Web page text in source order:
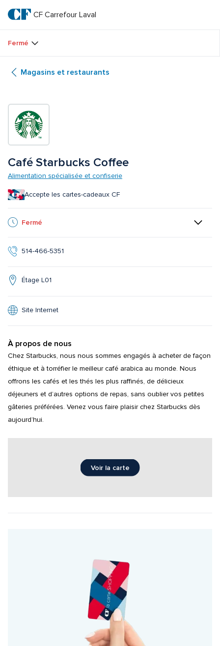
texte
principal
CF
Carrefour
Laval
CF Carrefour Laval
Fermé
Magasins et restaurants
Café Starbucks Coffee
Alimentation spécialisée et confiserie
Accepte les cartes-cadeaux CF
Fermé
514-466-5351
Étage L01
Site Internet
À propos de nous
Chez Starbucks, nous nous sommes engagés à acheter de façon
éthique et à torréfier le meilleur café arabica au monde. Nous
offrons les cafés et les thés les plus raffinés, de délicieux
déjeuners et d’autres options de repas, sans oublier vos petites
gâteries préférées. Venez vous faire plaisir chez Starbucks dès
aujourd’hui.
Voir la carte